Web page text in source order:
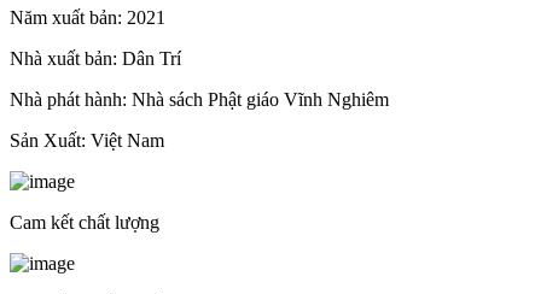
Năm xuất bản: 2021
Nhà xuất bản: Dân Trí
Nhà phát hành: Nhà sách Phật giáo Vĩnh Nghiêm
Sản Xuất: Việt Nam
Cam kết chất lượng